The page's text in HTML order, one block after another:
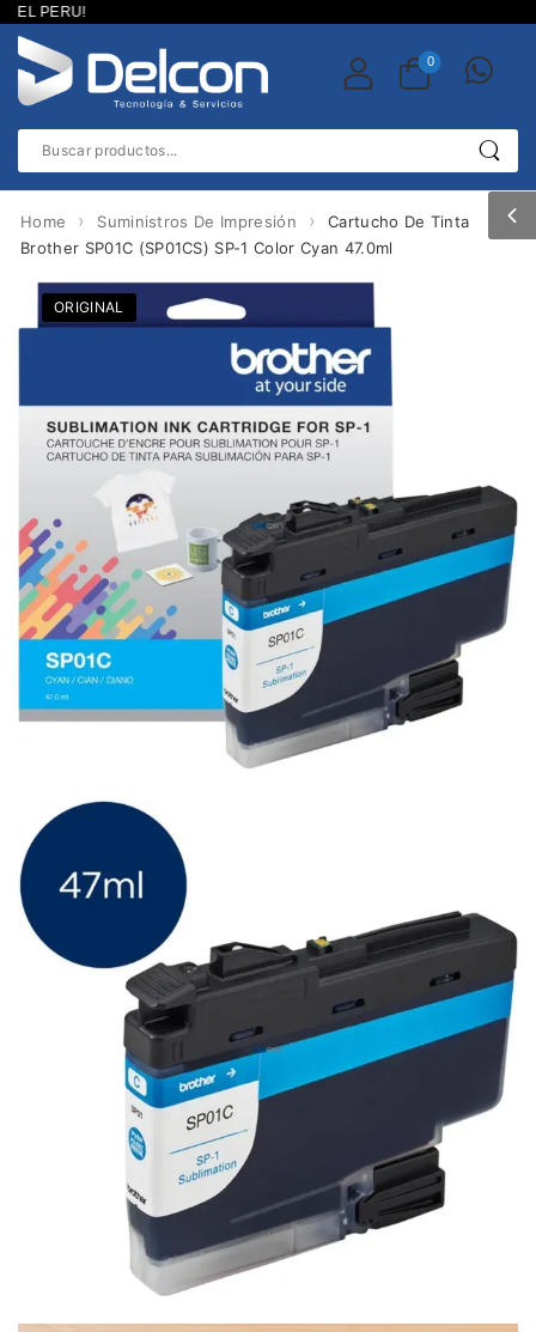
PERU!
0
Home › Suministros De Impresión ›
Cartucho De Tinta
Brother SP01C (SP01CS) SP-1 Color Cyan 47.0ml
ORIGINAL